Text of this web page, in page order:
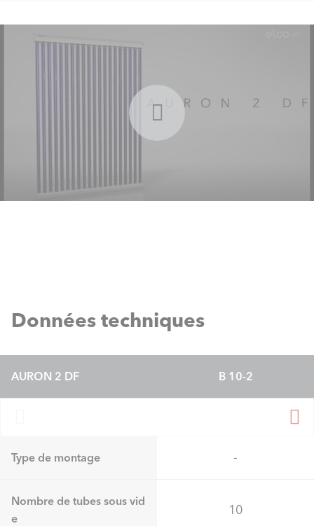
Données techniques
AURON 2 DF B 10-2
Type de montage -
Nombre de tubes sous vid
e
10